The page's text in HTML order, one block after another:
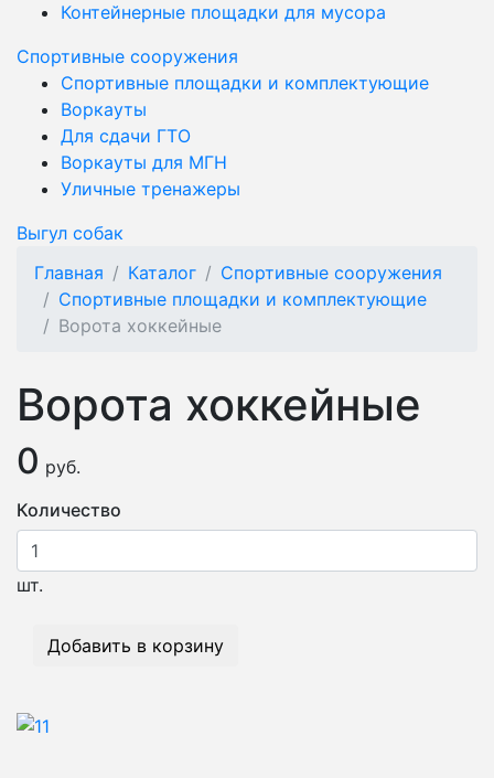
Контейнерные площадки для мусора
Спортивные сооружения
Спортивные площадки и комплектующие
Воркауты
Для сдачи ГТО
Воркауты для МГН
Уличные тренажеры
Выгул собак
Главная
Каталог
Спортивные сооружения
Спортивные площадки и комплектующие
Ворота хоккейные
Ворота хоккейные
0 руб.
Количество
шт.
Добавить в корзину